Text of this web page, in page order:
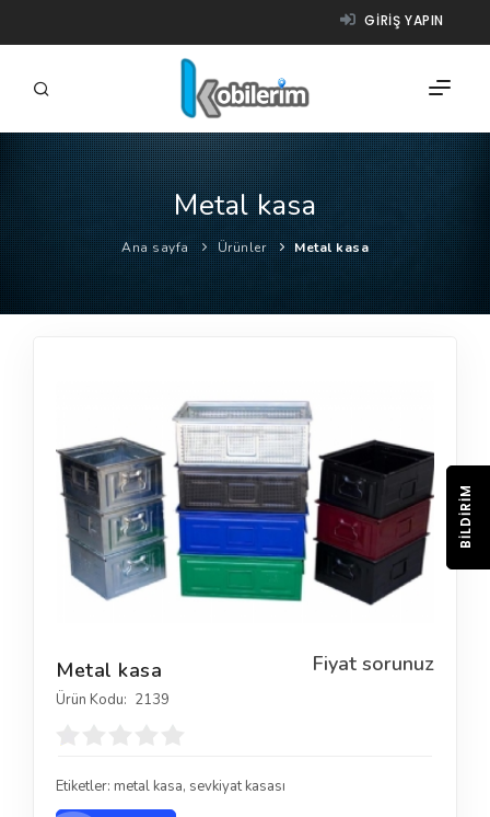
GIRIŞ YAPIN
FIRMALAR
ÜRÜNLER
NASIL ÇALIŞIR?
Metal kasa
Ana sayfa Ürünler Metal kasa
Fiyat sorunuz
Metal kasa
Ürün Kodu: 2139
Etiketler: metal kasa, sevkiyat kasası
BILDIRIM